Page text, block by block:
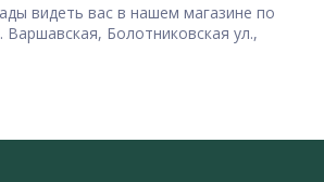
видеть вас в нашем магазине по
Варшавская, Болотниковская ул.,